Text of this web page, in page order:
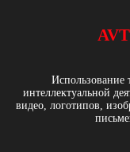
Использование
интеллектуальной
видео, логотипов,